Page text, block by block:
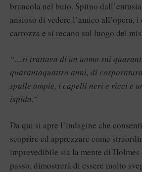
brancola nel buio. Spitno
ansioso di vedere l’amico all’opera,
carrozza e si recano sul luogo del
“…si trattava di un uomo sui
quarantaquattro anni, di
spalle ampie, i capelli neri e ricci e
ispida.”
Da qui si apre l’indagine che
scoprire ed apprezzare come
imprevedibile sia la mente di Holmes
passo, dimostrerà di essere molto